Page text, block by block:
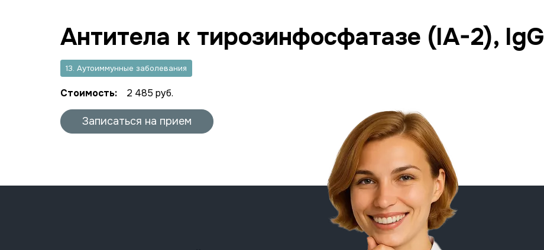
Антитела к тирозинфосфатазе (IA-2), IgG
13. Аутоиммунные заболевания
Стоимость: 2 485 руб.
Записаться на прием